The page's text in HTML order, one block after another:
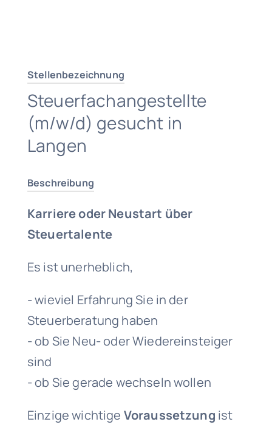
Stellenbezeichnung
Steuerfachangestellte
(m/w/d) gesucht in
Langen
Beschreibung
Karriere oder Neustart über
Steuertalente
Es ist unerheblich,
- wieviel Erfahrung Sie in der
Steuerberatung haben
- ob Sie Neu- oder Wiedereinsteiger
sind
- ob Sie gerade wechseln wollen
Einzige wichtige Voraussetzung ist